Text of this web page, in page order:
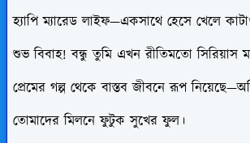
হ্যাপি ম্যারেড লাইফ—একসাথে হেসে খেলে
শুভ বিবাহ! বন্ধু তুমি এখন রীতিমতো সিরিয়াস
প্রেমের গল্প থেকে বাস্তব জীবনে রূপ
তোমাদের মিলনে ফুটুক সুখের ফুল।